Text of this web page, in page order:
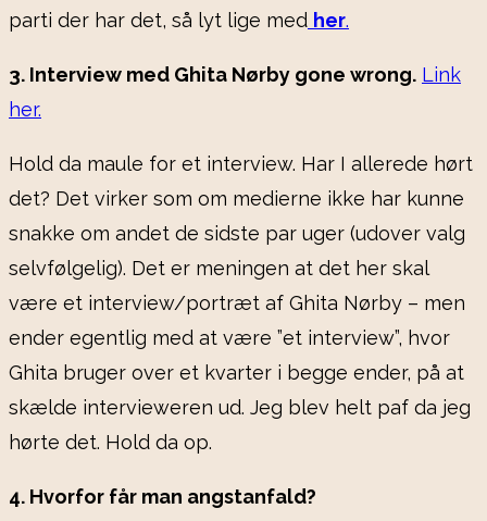
parti der har det, så lyt lige med her.
3. Interview med Ghita Nørby gone wrong. Link
her.
Hold da maule for et interview. Har I allerede hørt
det? Det virker som om medierne ikke har kunne
snakke om andet de sidste par uger (udover valg
selvfølgelig). Det er meningen at det her skal
være et interview/portræt af Ghita Nørby – men
ender egentlig med at være ”et interview”, hvor
Ghita bruger over et kvarter i begge ender, på at
skælde intervieweren ud. Jeg blev helt paf da jeg
hørte det. Hold da op.
4. Hvorfor får man angstanfald?